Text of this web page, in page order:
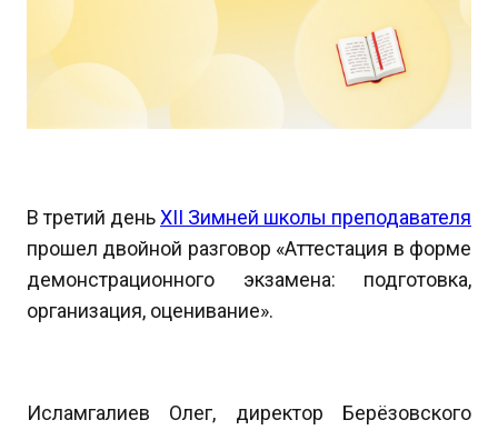
В третий деньXII Зимней школы преподавателя
прошел двойной разговор «Аттестация в форме
демонстрационного экзамена: подготовка,
организация, оценивание».
Исламгалиев Олег, директор Берёзовского